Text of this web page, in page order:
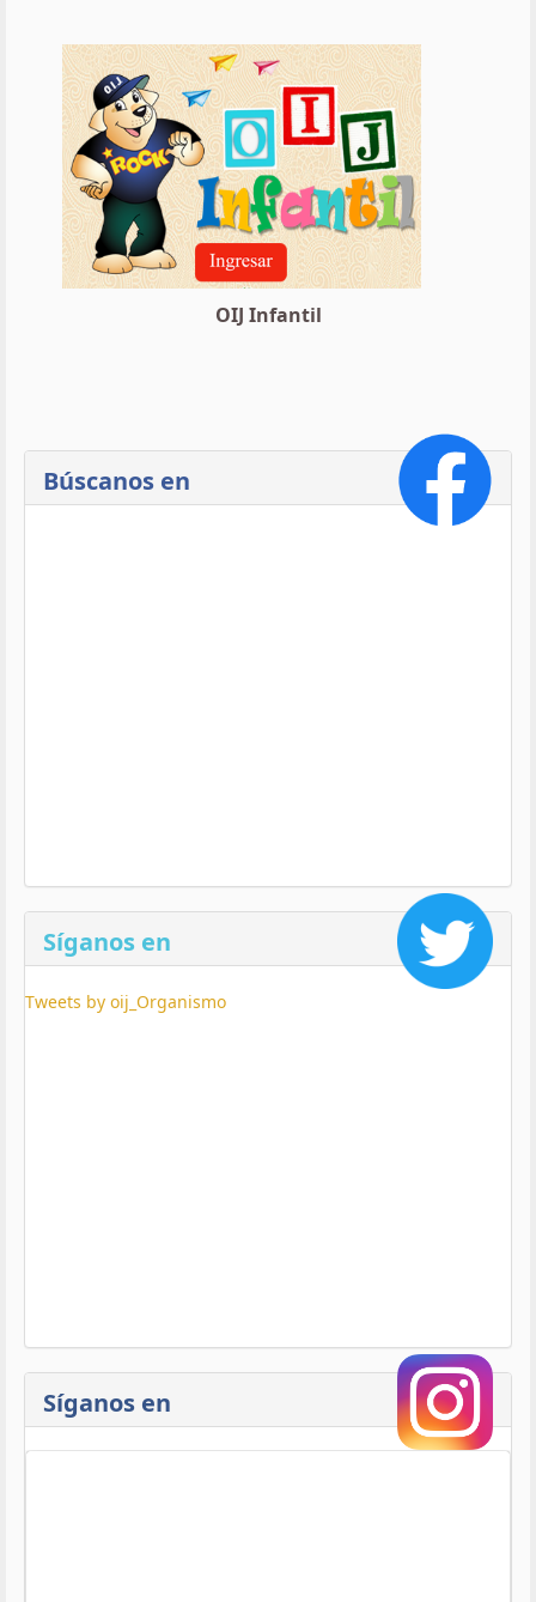
OIJ Infantil
Búscanos en
Síganos en
Tweets by oij_Organismo
Síganos en